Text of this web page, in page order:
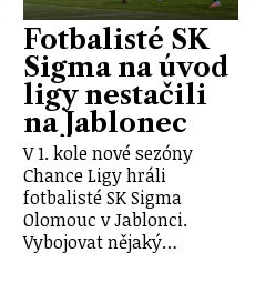
Fotbalisté SK
Sigma na úvod
ligy nestačili
na Jablonec
V 1. kole nové sezóny
Chance Ligy hráli
fotbalisté SK Sigma
Olomouc v Jablonci.
Vybojovat nějaký…